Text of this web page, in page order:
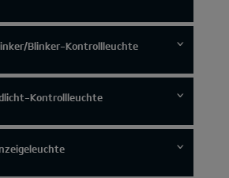
Blinker-Kontrollleuchte
Kontrollleuchte